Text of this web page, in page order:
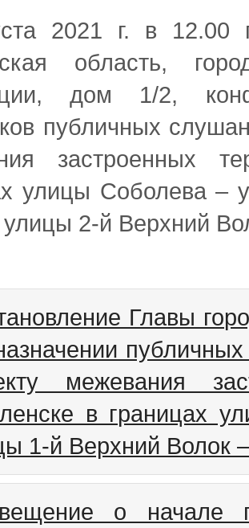
2021 г. в 12.00
область,
дом 1/2,
публичных
застроенных
улицы Соболева –
улицы 2-й Верхний
Главы
межевания
в границах
1-й Верхний Волок
о начале